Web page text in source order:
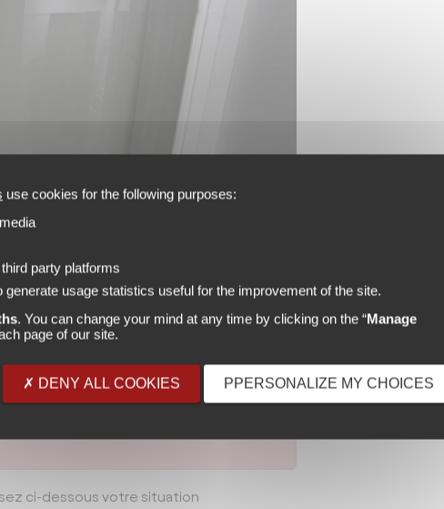
ci-dessous votre situation
use cookies for the following purposes:
party platforms
usage statistics useful for the improvement of the site.
. You can change your mind at any time by clicking on the “Manage
page of our site.
DENY ALL COOKIES PPERSONALIZE MY CHOICES